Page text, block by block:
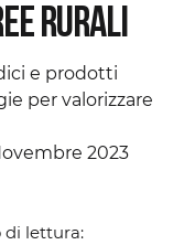
rurali
e prodotti
per valorizzare
2023
di lettura: